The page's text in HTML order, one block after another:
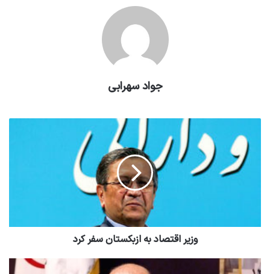
جواد سهرابی
وزیر اقتصاد به ازبکستان سفر کرد